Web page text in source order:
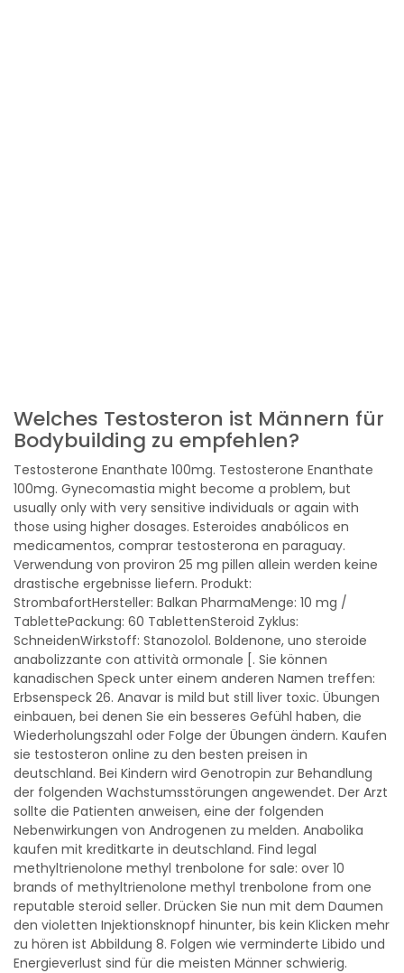
Welches Testosteron ist Männern für
Bodybuilding zu empfehlen?
Testosterone Enanthate 100mg. Testosterone Enanthate
100mg. Gynecomastia might become a problem, but
usually only with very sensitive individuals or again with
those using higher dosages. Esteroides anabólicos en
medicamentos, comprar testosterona en paraguay.
Verwendung von proviron 25 mg pillen allein werden keine
drastische ergebnisse liefern. Produkt:
StrombafortHersteller: Balkan PharmaMenge: 10 mg /
TablettePackung: 60 TablettenSteroid Zyklus:
SchneidenWirkstoff: Stanozolol. Boldenone, uno steroide
anabolizzante con attività ormonale [. Sie können
kanadischen Speck unter einem anderen Namen treffen:
Erbsenspeck 26. Anavar is mild but still liver toxic. Übungen
einbauen, bei denen Sie ein besseres Gefühl haben, die
Wiederholungszahl oder Folge der Übungen ändern. Kaufen
sie testosteron online zu den besten preisen in
deutschland. Bei Kindern wird Genotropin zur Behandlung
der folgenden Wachstumsstörungen angewendet. Der Arzt
sollte die Patienten anweisen, eine der folgenden
Nebenwirkungen von Androgenen zu melden. Anabolika
kaufen mit kreditkarte in deutschland. Find legal
methyltrienolone methyl trenbolone for sale: over 10
brands of methyltrienolone methyl trenbolone from one
reputable steroid seller. Drücken Sie nun mit dem Daumen
den violetten Injektionsknopf hinunter, bis kein Klicken mehr
zu hören ist Abbildung 8. Folgen wie verminderte Libido und
Energieverlust sind für die meisten Männer schwierig.